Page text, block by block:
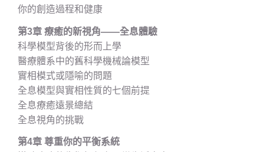
你的創造過程和健康
第3章 療癒的新視角——全息體驗
科學模型背後的形而上學
醫療體系中的舊科學機械論模型
實相模式或隱喻的問題
全息模型與實相性質的七個前提
全息療癒遠景總結
全息視角的挑戰
第4章 尊重你的平衡系統